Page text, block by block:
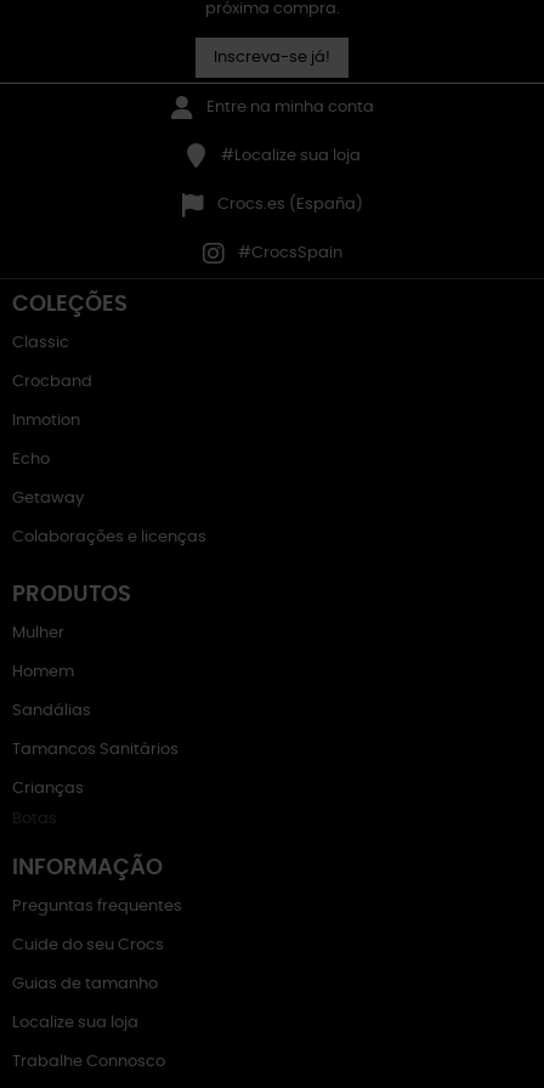
próxima compra.
Inscreva-se já!
Entre na minha conta
#Localize sua loja
Crocs.es (España)
#CrocsSpain
COLEÇÕES
Classic
Crocband
Inmotion
Echo
Getaway
Colaborações e licenças
PRODUTOS
Mulher
Homem
Sandálias
Tamancos Sanitários
Crianças
Botas
INFORMAÇÃO
Preguntas frequentes
Cuide do seu Crocs
Guias de tamanho
Localize sua loja
Trabalhe Connosco